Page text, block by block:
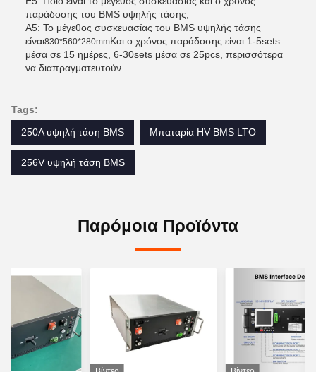
παράδοσης του BMS υψηλής τάσης;
Α5: Το μέγεθος συσκευασίας του BMS υψηλής τάσης
είναι830*560*280mmΚαι ο χρόνος παράδοσης είναι 1-5sets
μέσα σε 15 ημέρες, 6-30sets μέσα σε 25pcs, περισσότερα
να διαπραγματευτούν.
Tags:
250A υψηλή τάση BMS
Μπαταρία HV BMS LTO
256V υψηλή τάση BMS
Παρόμοια Προϊόντα